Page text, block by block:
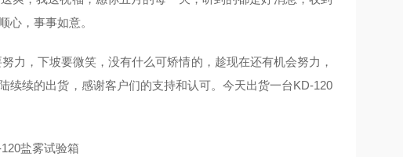
心，事事如意。
力，下坡要微笑，没有什么可矫情的，趁现在还有机会努力，
续续的出货，感谢客户们的支持和认可。今天出货一台KD-120